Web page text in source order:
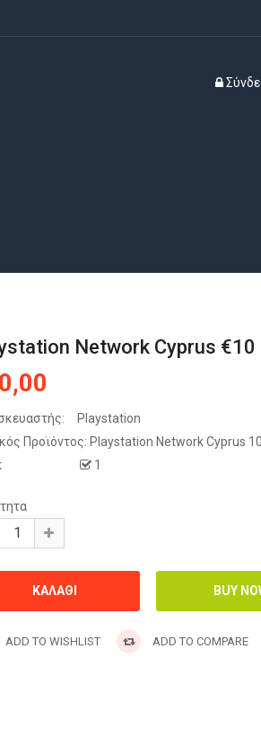
Network Cyprus €10
Playstation
Προϊόντος: Playstation Network Cyprus 10
1
ADD TO WISHLIST ADD TO COMPARE